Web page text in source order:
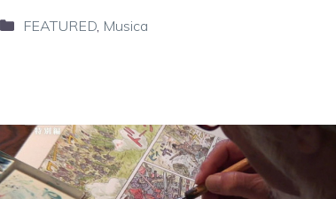
Categorie
FEATURED Musica